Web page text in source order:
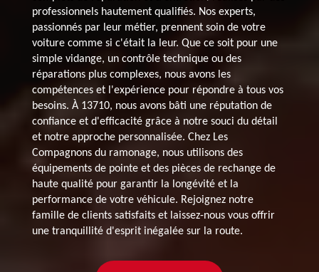
professionnels hautement qualifiés. Nos experts,
passionnés par leur métier, prennent soin de votre
voiture comme si c'était la leur. Que ce soit pour une
simple vidange, un contrôle technique ou des
réparations plus complexes, nous avons les
compétences et l'expérience pour répondre à tous vos
besoins. À 13710, nous avons bâti une réputation de
confiance et d'efficacité grâce à notre souci du détail
et notre approche personnalisée. Chez Les
Compagnons du ramonage, nous utilisons des
équipements de pointe et des pièces de rechange de
haute qualité pour garantir la longévité et la
performance de votre véhicule. Rejoignez notre
famille de clients satisfaits et laissez-nous vous offrir
une tranquillité d'esprit inégalée sur la route.